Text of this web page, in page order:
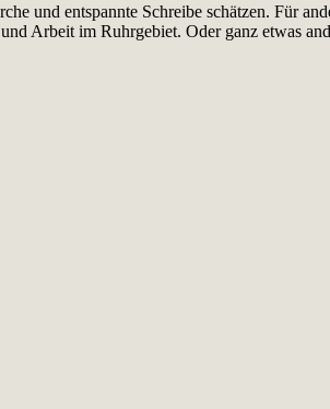
und entspannte Schreibe schätzen. Für
Arbeit im Ruhrgebiet. Oder ganz etwas